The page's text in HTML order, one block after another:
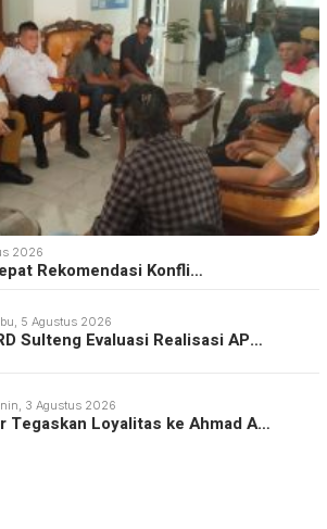
2026
Rekomendasi Konfli…
5 Agustus 2026
Sulteng Evaluasi Realisasi AP…
3 Agustus 2026
Tegaskan Loyalitas ke Ahmad A…